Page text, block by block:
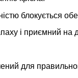
блокується
і приємний на
для